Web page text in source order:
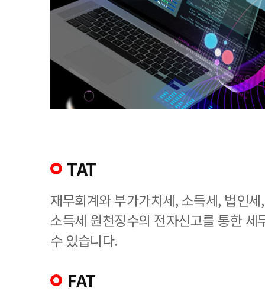
TAT
재무회계와 부가가치세, 소득세, 법인
소득세 원천징수의 전자신고를 통한 세
수 있습니다.
FAT